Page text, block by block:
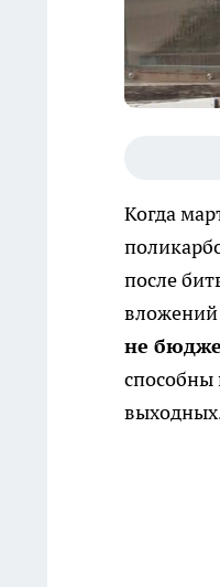
Когда
после
вложений
не
способны